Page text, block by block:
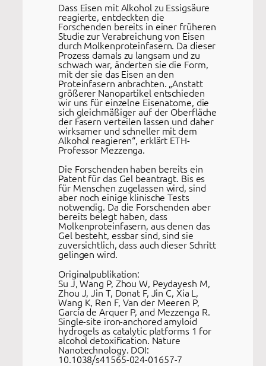
Dass Eisen mit Alkohol zu Essigsäure
reagierte, entdeckten die
Forschenden bereits in einer früheren
Studie zur Verabreichung von Eisen
durch Molkenproteinfasern. Da dieser
Prozess damals zu langsam und zu
schwach war, änderten sie die Form,
mit der sie das Eisen an den
Proteinfasern anbrachten. „Anstatt
größerer Nanopartikel entschieden
wir uns für einzelne Eisenatome, die
sich gleichmäßiger auf der Oberfläche
der Fasern verteilen lassen und daher
wirksamer und schneller mit dem
Alkohol reagieren“, erklärt ETH-
Professor Mezzenga.
Die Forschenden haben bereits ein
Patent für das Gel beantragt. Bis es
für Menschen zugelassen wird, sind
aber noch einige klinische Tests
notwendig. Da die Forschenden aber
bereits belegt haben, dass
Molkenproteinfasern, aus denen das
Gel besteht, essbar sind, sind sie
zuversichtlich, dass auch dieser Schritt
gelingen wird.
Originalpublikation:
Su J, Wang P, Zhou W, Peydayesh M,
Zhou J, Jin T, Donat F, Jin C, Xia L,
Wang K, Ren F, Van der Meeren P,
García de Arquer P, and Mezzenga R.
Single-site iron-anchored amyloid
hydrogels as catalytic platforms 1 for
alcohol detoxification. Nature
Nanotechnology. DOI:
10.1038/s41565-024-01657-7